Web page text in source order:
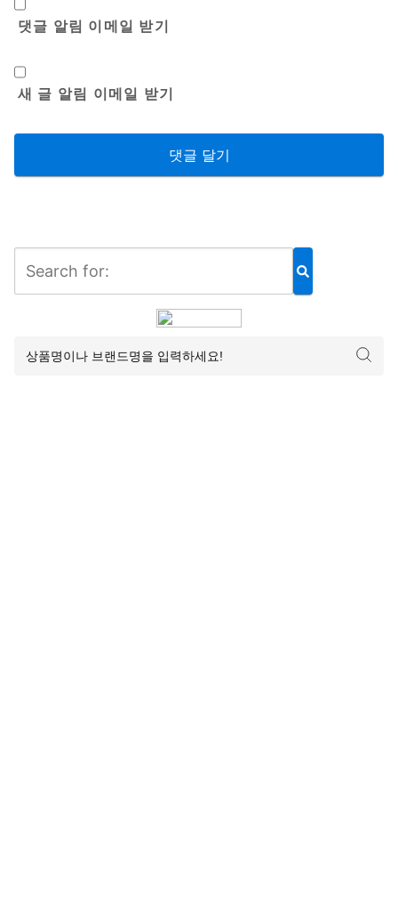
댓글 알림 이메일 받기
새 글 알림 이메일 받기